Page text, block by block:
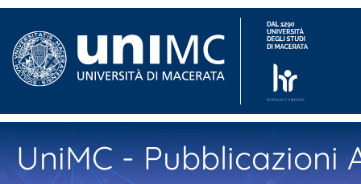
UniMC - Pubblicazioni